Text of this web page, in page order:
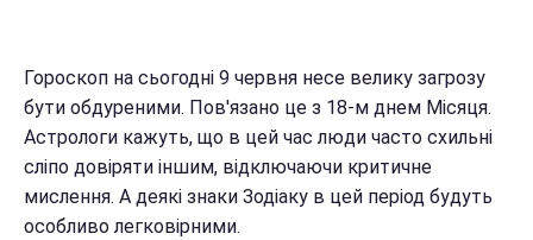
Гороскоп на сьогодні 9 червня несе велику загрозу
бути обдуреними. Пов'язано це з 18-м днем Місяця.
Астрологи кажуть, що в цей час люди часто схильні
сліпо довіряти іншим, відключаючи критичне
мислення. А деякі знаки Зодіаку в цей період будуть
особливо легковірними.